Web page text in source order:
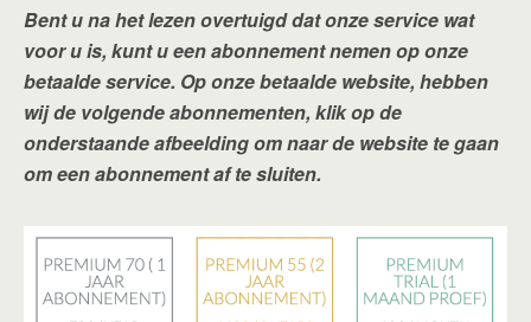
Bent u na het lezen overtuigd dat onze service wat
voor u is, kunt u een abonnement nemen op onze
betaalde service. Op onze betaalde website, hebben
wij de volgende abonnementen, klik op de
onderstaande afbeelding om naar de website te gaan
om een abonnement af te sluiten.